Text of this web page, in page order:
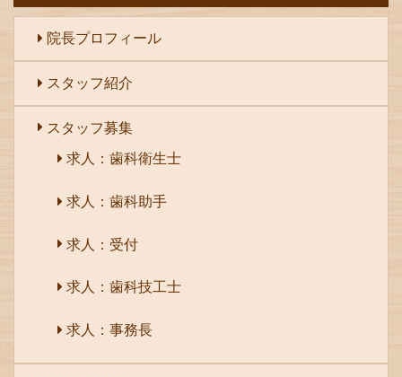
院長プロフィール
スタッフ紹介
スタッフ募集
求人：歯科衛生士
求人：歯科助手
求人：受付
求人：歯科技工士
求人：事務長